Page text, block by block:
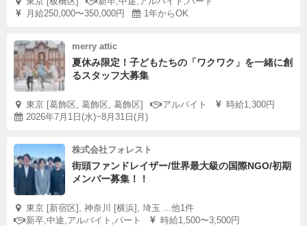
月給250,000〜350,000円
1年からOK
merry attic
夏休み限定！子どもたちの「ワクワク」を一緒に創
るスタッフ大募集
東京 [葛飾区, 葛飾区, 葛飾区] アルバイト
時給1,300円
2026年7月1日(水)~8月31日(月)
株式会社フォレスト
街頭ファンドレイザー/世界最大級の国際NGO/初期
メンバー募集！！
東京 [新宿区], 神奈川 [横浜], 埼玉 ...他1件
新卒,中途,アルバイト,パート
時給1,500〜3,500円